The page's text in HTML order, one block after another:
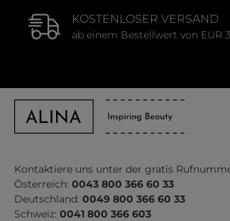
KOSTENLOSER VERSAND
ab einem Bestellwert von EUR
Kontaktiere uns unter der gratis
Österreich: 0043 800 366 60 33
Deutschland: 0049 800 366 60 33
Schweiz: 0041 800 366 603